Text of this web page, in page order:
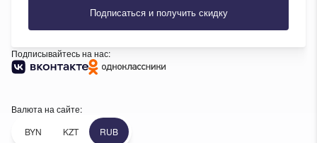
Подписаться и получить скидку
Подписывайтесь на нас:
Валюта на сайте:
BYN
KZT RUB